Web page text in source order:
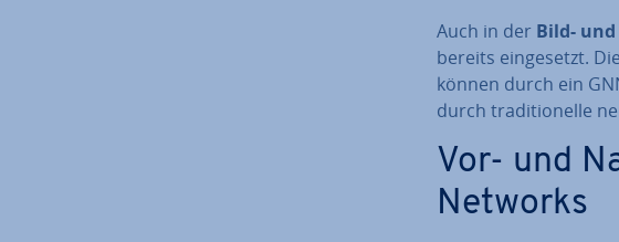
Auch in der Bild-
bereits ein­ge­setzt.
können durch ein
durch tra­di­tio­nel­le
Vor- und
Networks